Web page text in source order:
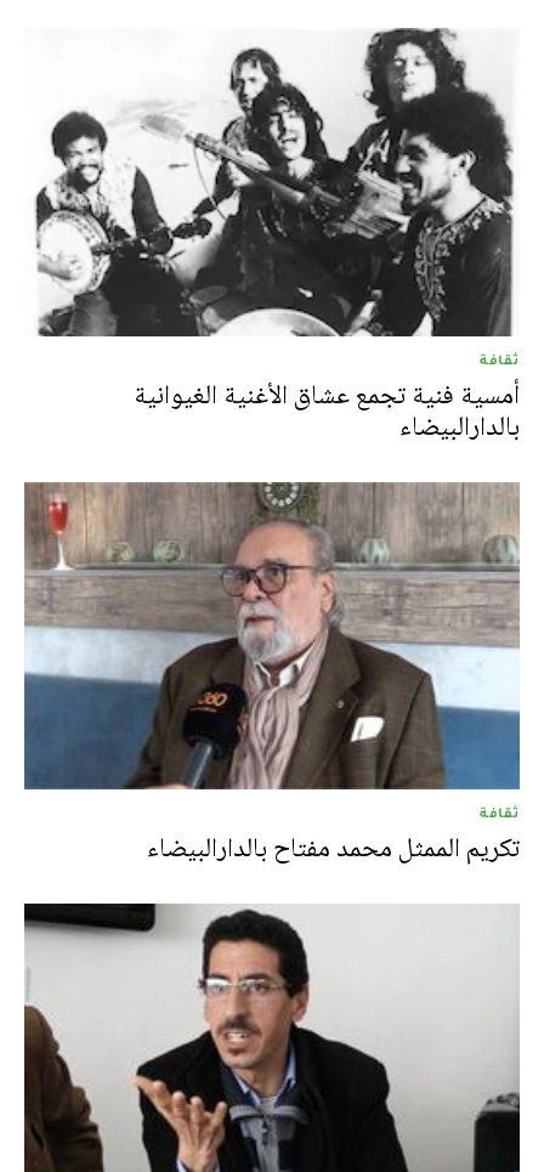
ثقافة
أمسية فنية تجمع عشاق الأغنية الغيوانية
بالدارالبيضاء
ثقافة
تكريم الممثل محمد مفتاح بالدارالبيضاء